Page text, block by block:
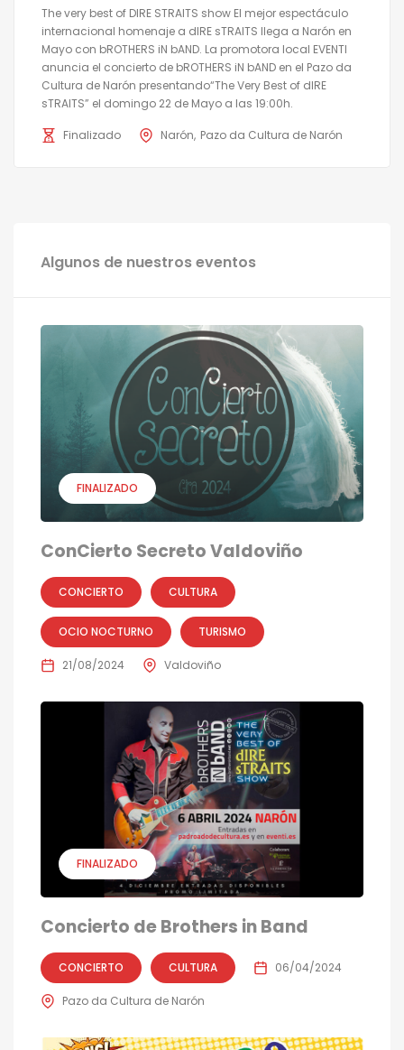
The very best of DIRE STRAITS show El mejor espectáculo
internacional homenaje a dIRE sTRAITS llega a Narón en
Mayo con bROTHERS iN bAND. La promotora local EVENTI
anuncia el concierto de bROTHERS iN bAND en el Pazo da
Cultura de Narón presentando“The Very Best of dIRE
sTRAITS” el domingo 22 de Mayo a las 19:00h.
Finalizado Narón Pazo da Cultura de Narón
Algunos de nuestros eventos
FINALIZADO
ConCierto Secreto Valdoviño
CONCIERTO CULTURA
OCIO NOCTURNO TURISMO
21/08/2024 Valdoviño
FINALIZADO
Concierto de Brothers in Band
CONCIERTO CULTURA 06/04/2024
Pazo da Cultura de Narón